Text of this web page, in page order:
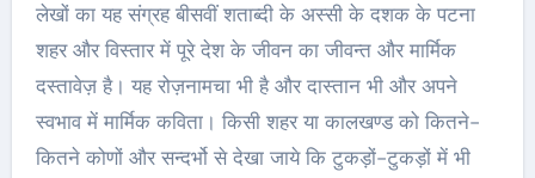
लेखों का यह संग्रह बीसवीं शताब्दी के अस्सी के दशक के पटना
शहर और विस्तार में पूरे देश के जीवन का जीवन्त और मार्मिक
दस्तावेज़ है। यह रोज़नामचा भी है और दास्तान भी और अपने
स्वभाव में मार्मिक कविता। किसी शहर या कालखण्ड को कितने-
कितने कोणों और सन्दर्भो से देखा जाये कि टुकड़ों-टुकड़ों में भी